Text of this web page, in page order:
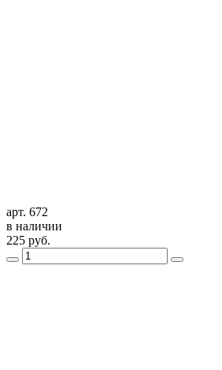
арт. 672
в наличии
225 руб.